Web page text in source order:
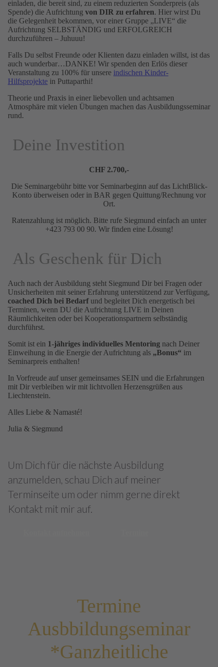
einladen, die bereit sind, zu einem reduzierten Sonderpreis (als
Spende) die Aufrichtung von DIR zu erfahren. Hier wirst Du
die Gelegenheit bekommen, vor einer Gruppe „LIVE“ die
Aufrichtung SELBSTÄNDIG und ERFOLGREICH
durchzuführen – Juhuuu!
Falls Du selbst Freunde oder Klienten dazu einladen willst, ist das
auch wunderbar…DANKE! Wir spenden den Erlös dieser
Veranstaltung zu 100% für unsere indischen Kinder-
Hilfsprojekte in Puttaparthi!
Theorie und Praxis in einer liebevollen und achtsamen
Atmosphäre mit vielen Übungen machen das Ausbildungsseminar
rund.
Deine Investition
CHF 2.700,-
Die Seminargebühr bitte vor Seminarbeginn auf das LichtBlick-
Konto überweisen oder in BAR gegen Quittung/Rechnung vor
Ort.
Ratenzahlung ist möglich. Bitte rufe Siegmund einfach an unter
+423 793 00 90. Wir finden eine Lösung!
Als Geschenk für Dich
Auch nach der Ausbildung steht Siegmund Dir bei Fragen oder
Unsicherheiten mit seiner Erfahrung unterstützend zur Verfügung,
coached Dich bei Bedarfund begleitet Dich energetisch bei
Terminen, wenn DU die Aufrichtung LIVE in Deinen
Räumlichkeiten oder bei Kooperationspartnern selbständig
durchführst.
Somit ist ein 1-jähriges individuelles Mentoring nach Deiner
Einweihung in die Energie der Aufrichtung als „Bonus“ im
Seminarpreis enthalten!
In Vorfreude auf unser gemeinsames SEIN und die Erfahrungen
mit Dir verbleiben wir mit lichtvollen Herzensgrüßen aus
Liechtenstein.
Alles Liebe & Namasté!
Julia & Siegmund
Um Dich für die nächste Ausbildung
anzumelden, schau Dich auf meiner
Terminseite um oder nimm gerne direkt
Kontakt mit mir auf.
Termine
Ausbbildungseminar
*Ganzheitliche